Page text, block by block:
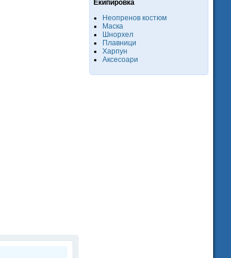
Екипировка
Неопренов костюм
Маска
Шнорхел
Плавници
Харпун
Аксесоари